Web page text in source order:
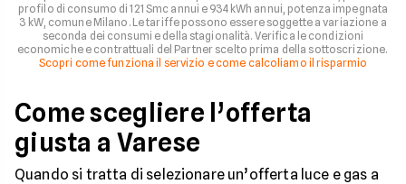
profilo di consumo di 121 Smc annui e 934 kWh annui, potenza impegnata
3 kW, comune Milano. Le tariffe possono essere soggette a variazione a
seconda dei consumi e della stagionalità. Verifica le condizioni
economiche e contrattuali del Partner scelto prima della sottoscrizione.
Scopri come funziona il servizio e come calcoliamo il risparmio
Come scegliere l’offerta
giusta a Varese
Quando si tratta di selezionare un’offerta luce e gas a